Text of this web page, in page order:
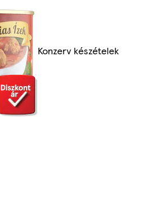
Konzerv készételek